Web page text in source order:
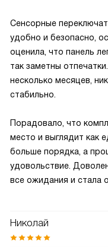
Сенсорные
удобно и безопасно,
оценила, что панель
так заметны
несколько месяцев,
стабильно.
Порадовало, что
место и выглядит как
больше порядка, а
удовольствие.
все ожидания и стала
Николай